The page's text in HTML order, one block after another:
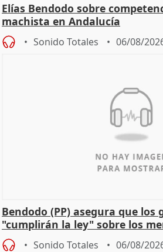
Elías Bendodo sobre
machista en Andalucía
Sonido Totales 06/08/
Bendodo (PP) asegura que los
"cumplirán la ley" sobre los
Sonido Totales 06/08/